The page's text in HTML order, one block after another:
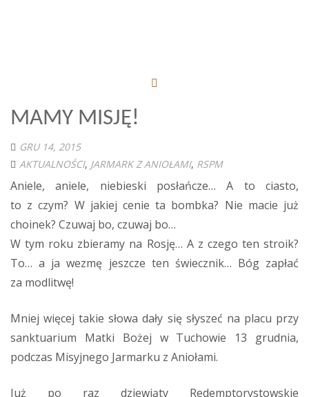
MAMY MISJĘ!
GRU 14, 2015
AKTUALNOŚCI, JARMARK Z ANIOŁAMI, RSPM
Aniele, aniele, niebieski posłańcze… A to ciasto,
to z czym? W jakiej cenie ta bombka? Nie macie już
choinek? Czuwaj bo, czuwaj bo…
W tym roku zbieramy na Rosję… A z czego ten stroik?
To… a ja wezmę jeszcze ten świecznik… Bóg zapłać
za modlitwę!
Mniej więcej takie słowa dały się słyszeć na placu przy
sanktuarium Matki Bożej w Tuchowie 13 grudnia,
podczas Misyjnego Jarmarku z Aniołami.
Już po raz dziewiąty Redemptorystowskie